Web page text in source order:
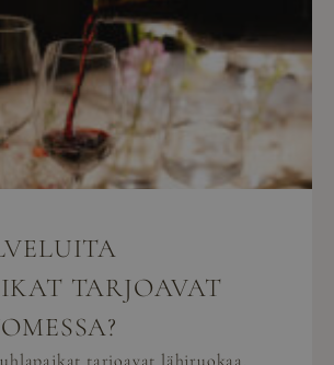
TARJOAVAT
tarjoavat lähiruokaa,